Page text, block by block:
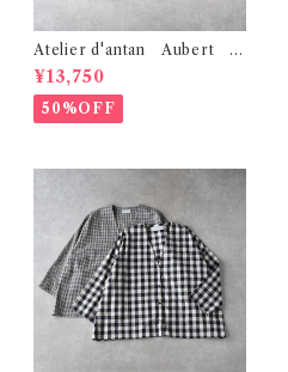
Atelier d'antan Aubert ｺｯ
ﾄﾝﾁｭﾆｯｸ (ﾌﾞﾗｯｸ)
¥13,750
50%OFF